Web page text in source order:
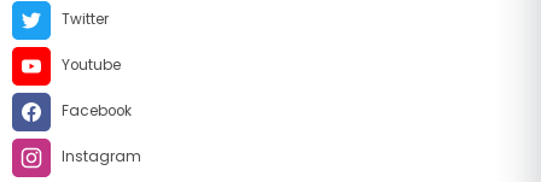
Twitter
Youtube
Facebook
Instagram